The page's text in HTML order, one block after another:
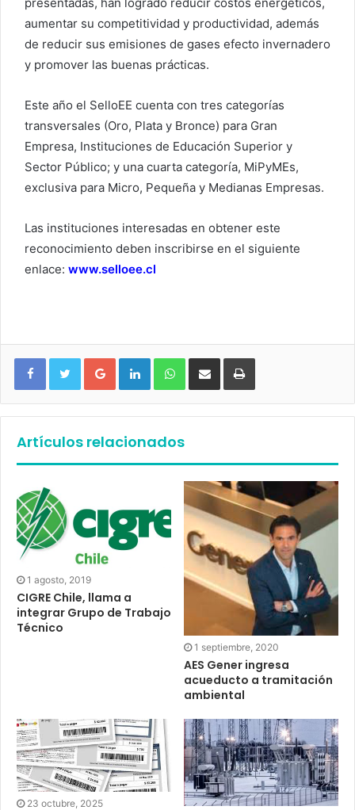
aumentar su competitividad y productividad, además
de reducir sus emisiones de gases efecto invernadero
y promover las buenas prácticas.
Este año el SelloEE cuenta con tres categorías
transversales (Oro, Plata y Bronce) para Gran
Empresa, Instituciones de Educación Superior y
Sector Público; y una cuarta categoría, MiPyMEs,
exclusiva para Micro, Pequeña y Medianas Empresas.
Las instituciones interesadas en obtener este
reconocimiento deben inscribirse en el siguiente
enlace: www.selloee.cl
Google+ LinkedIn WhatsApp
Artículos relacionados
1 agosto, 2019
CIGRE Chile, llama a
integrar Grupo de Trabajo
Técnico
1 septiembre, 2020
AES Gener ingresa
acueducto a tramitación
ambiental
23 octubre, 2025